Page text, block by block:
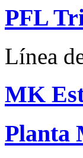
PFL
Línea
MK
Planta